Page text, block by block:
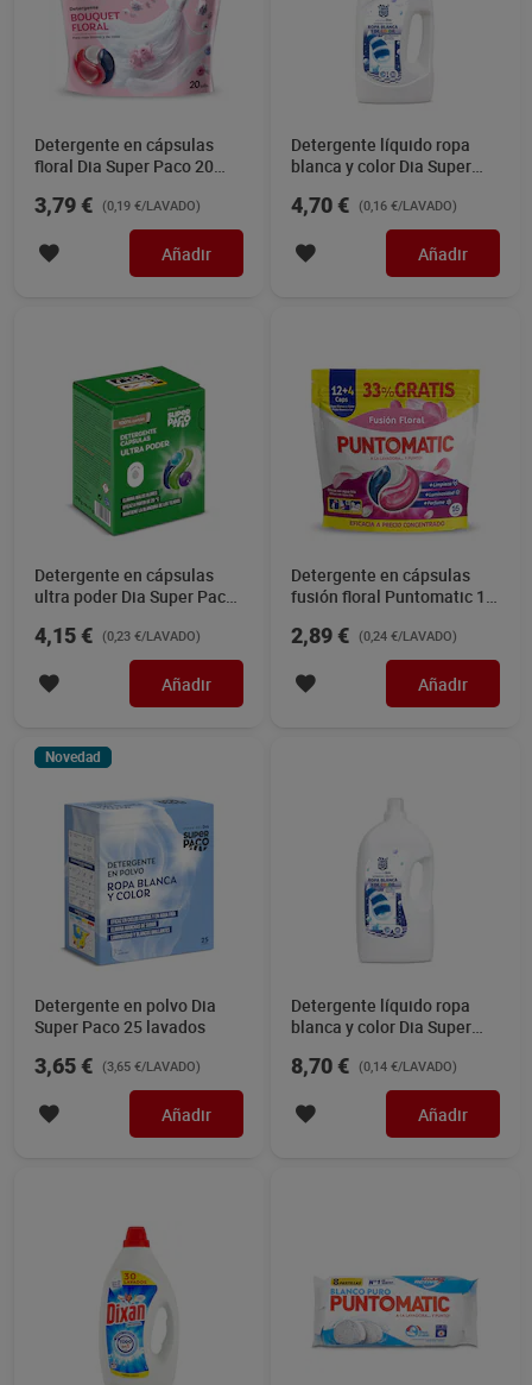
Detergente en cápsulas
floral Dia Super Paco 20
3,79 € (0,19 €/LAVADO)
Añadir
Detergente líquido ropa
blanca y color Dia Super
4,70 € (0,16 €/LAVADO)
Añadir
Detergente en cápsulas
ultra poder Dia Super Paco
4,15 € (0,23 €/LAVADO)
Añadir
Detergente en cápsulas
fusión floral Puntomatic 12
2,89 € (0,24 €/LAVADO)
Añadir
Novedad
Detergente en polvo Dia
Super Paco 25 lavados
3,65 € (3,65 €/LAVADO)
Añadir
Detergente líquido ropa
blanca y color Dia Super
8,70 € (0,14 €/LAVADO)
Añadir